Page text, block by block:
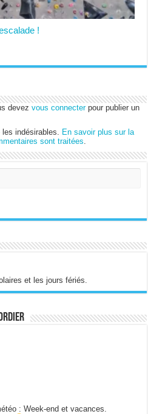
!
devezvous connecterpour publier un
indésirables.
En savoir plus sur la
sont traitées
et les jours fériés.
: Week-end et vacances.